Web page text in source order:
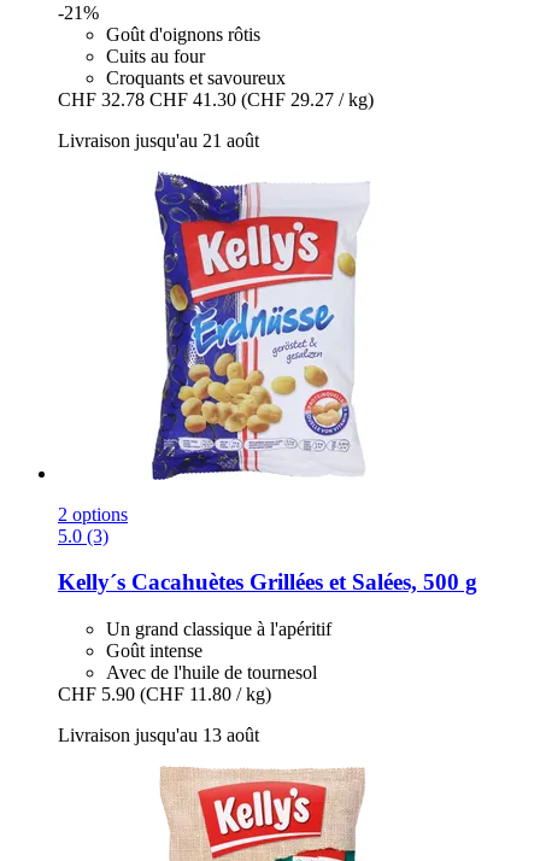
-21%
Goût d'oignons rôtis
Cuits au four
Croquants et savoureux
CHF 32.78 CHF 41.30 (CHF 29.27 / kg)
Livraison jusqu'au 21 août
2 options
5.0 (3)
Kelly´s Cacahuètes Grillées et Salées, 500 g
Un grand classique à l'apéritif
Goût intense
Avec de l'huile de tournesol
CHF 5.90 (CHF 11.80 / kg)
Livraison jusqu'au 13 août